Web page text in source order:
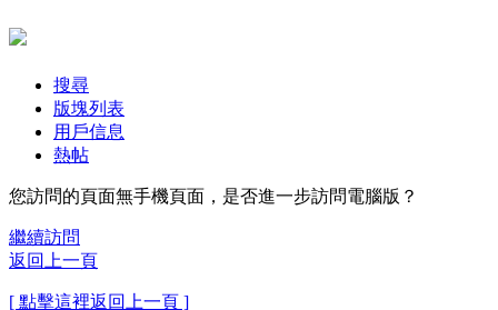
搜尋
版塊列表
用戶信息
熱帖
您訪問的頁面無手機頁面，是否進一步訪問電腦版？
繼續訪問
返回上一頁
[ 點擊這裡返回上一頁 ]